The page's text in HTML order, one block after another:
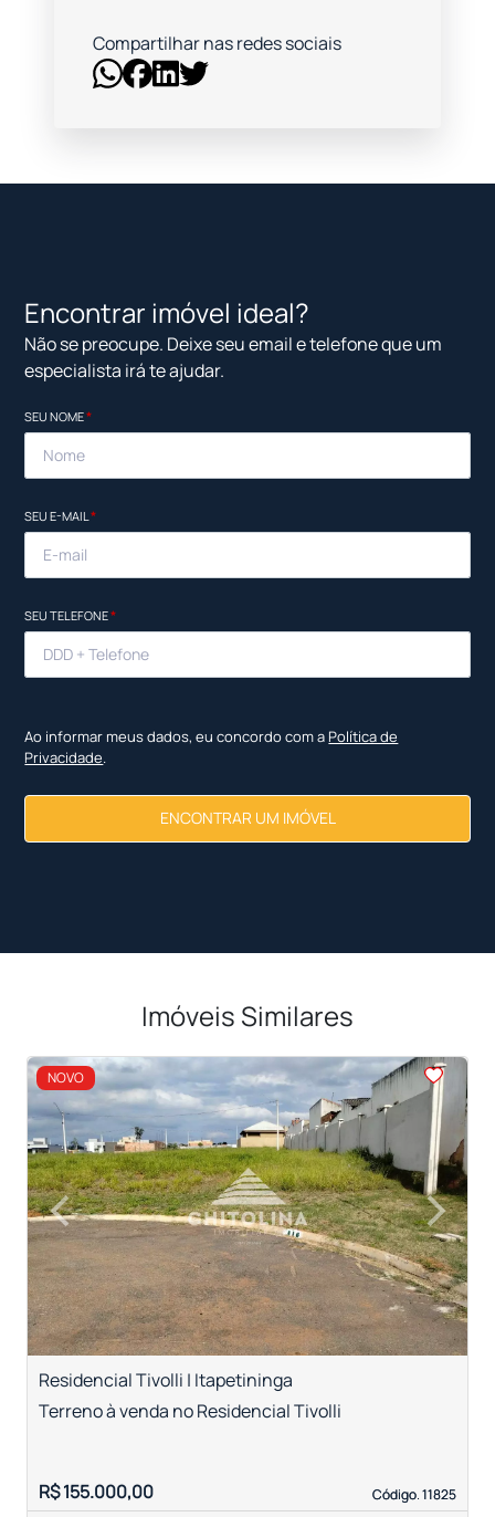
Compartilhar nas redes sociais
Encontrar imóvel ideal?
Não se preocupe. Deixe seu email e telefone que um
especialista irá te ajudar.
SEU NOME*
SEU E-MAIL*
SEU TELEFONE*
Ao informar meus dados, eu concordo com a Política de
Privacidade.
ENCONTRAR UM IMÓVEL
Imóveis Similares
NOVO
‹Previous ›
Next
Residencial Tivolli | Itapetininga
Código. 11825
Código. 11825
Terreno à venda no Residencial Tivolli
R$ 155.000,00